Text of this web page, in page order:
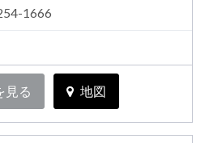
1666
見る 地図